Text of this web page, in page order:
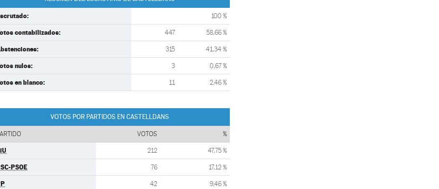
100 %
contabilizados: 447 58,66 %
315 41,34 %
nulos: 3 0,67 %
en blanco: 11 2,46 %
VOTOS POR PARTIDOS EN CASTELLDANS
VOTOS %
212 47,75 %
PSOE 76 17,12 %
42 9,46 %